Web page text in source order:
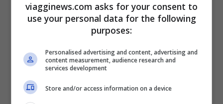
ci dice come in hotel e altre strutture
adibite al consumo della gente che viaggia
ci siano ragazze giovani rese praticamente
schiave e costrette a lavorare in condizioni
del genere.
viagginews.com asks for your consent to
use your personal data for the following
purposes:
Personalised advertising and content, advertising and
content measurement, audience research and
services development
Store and/or access information on a device